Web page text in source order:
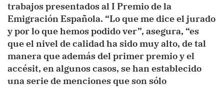
trabajos presentados al I Premio de la
Emigración Española. “Lo que me dice el jurado
y por lo que hemos podido ver”, asegura, “es
que el nivel de calidad ha sido muy alto, de tal
manera que además del primer premio y el
accésit, en algunos casos, se han establecido
una serie de menciones que son sólo